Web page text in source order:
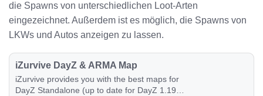
die Spawns von unterschiedlichen Loot-Arten
eingezeichnet. Außerdem ist es möglich, die Spawns von
LKWs und Autos anzeigen zu lassen.
iZurvive DayZ & ARMA Map
iZurvive provides you with the best maps for
DayZ Standalone (up to date for DayZ 1.19